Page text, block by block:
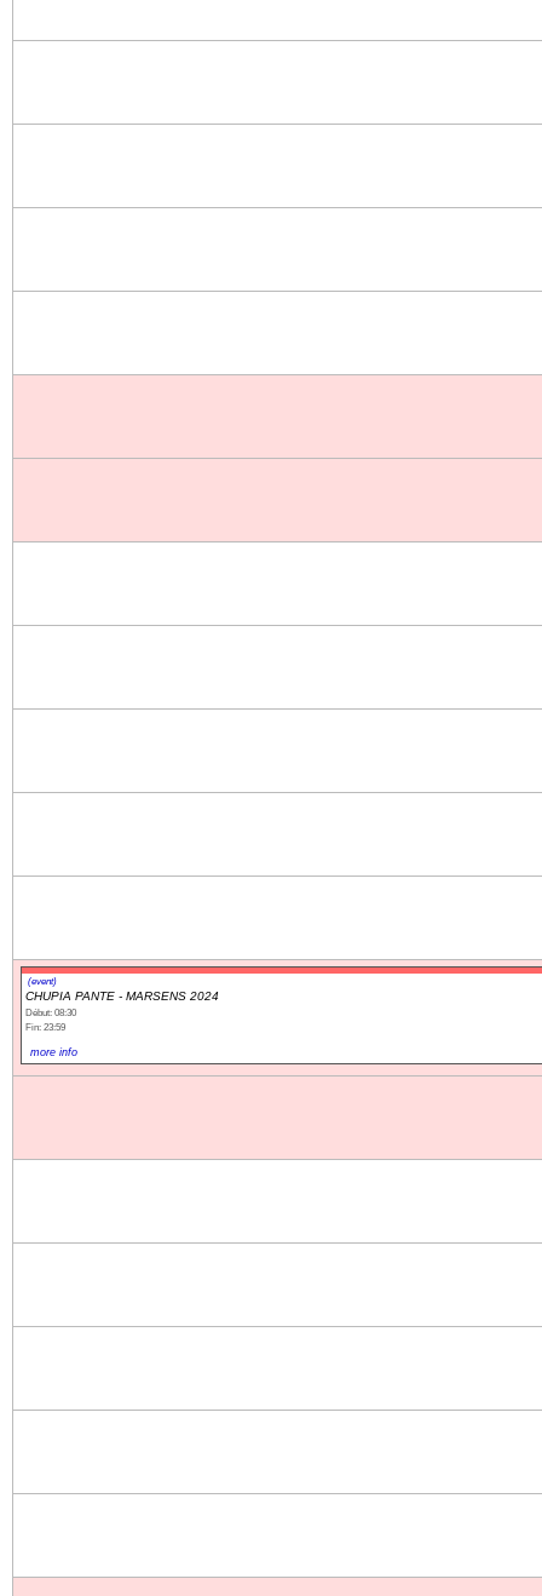
(event)
CHUPIA PANTE - MARSENS 2024
Début: 08:30
Fin: 23:59
more info